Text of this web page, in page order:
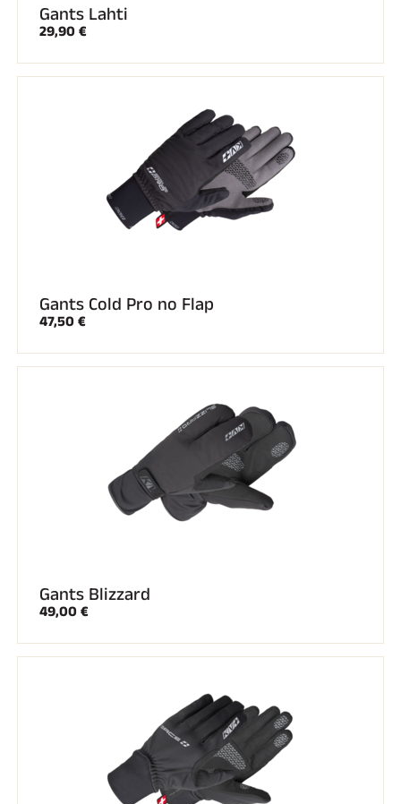
Gants Lahti
29,90 €
Gants Cold Pro no Flap
47,50 €
Gants Blizzard
49,00 €